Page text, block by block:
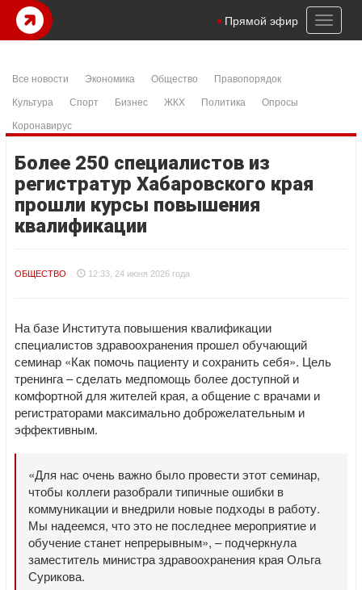
Toggle
Прямой эфир
Все новости Экономика Общество
Правопорядок
Культура
Спорт Бизнес ЖКХ Политика
Опросы
Коронавирус
Более 250 специалистов из
регистратур Хабаровского края
прошли курсы повышения
квалификации
ОБЩЕСТВО 12:33, 24 июня 2026 года
На базе Института повышения квалификации
специалистов здравоохранения прошел обучающий
семинар «Как помочь пациенту и сохранить себя». Цель
тренинга – сделать медпомощь более доступной и
комфортной для жителей края, а общение с врачами и
регистраторами максимально доброжелательным и
эффективным.
«Для нас очень важно было провести этот семинар,
чтобы коллеги разобрали типичные ошибки в
коммуникации и внедрили новые подходы в работу.
Мы надеемся, что это не последнее мероприятие и
обучение станет непрерывным», – подчеркнула
заместитель министра здравоохранения края Ольга
Сурикова.